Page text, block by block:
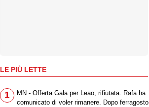
LE PIÙ LETTE
1
MN - Offerta Gala per Leao, rifiutata. Rafa ha
comunicato di voler rimanere. Dopo ferragosto